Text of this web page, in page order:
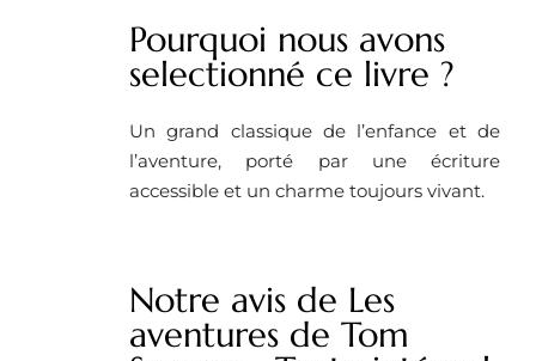
Pourquoi nous avons
selectionné ce livre ? ​
Un grand classique de l’enfance et de
l’aventure, porté par une écriture
accessible et un charme toujours vivant.
Notre avis de Les
aventures de Tom